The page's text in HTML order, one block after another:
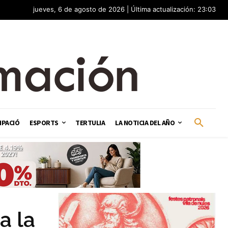
jueves, 6 de agosto de 2026 | Última actualización: 23:03
ESPORTS TERTULIA LA NOTICIA DEL AÑO
la